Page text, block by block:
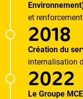
et
2018
Création du
internalisation
2022
Le Groupe